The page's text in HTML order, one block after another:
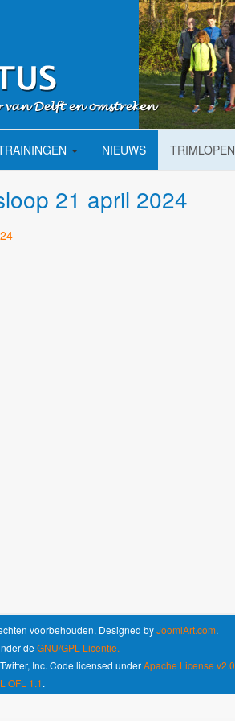
NIEUWS TRIMLOPEN
21 april 2024
voorbehouden. Designed byJoomlArt.com.
deGNU/GPL Licentie.
Inc. Code licensed underApache License v2.0
OFL 1.1.